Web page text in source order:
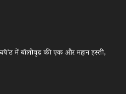
चपे’ट में बॉलीवुड की एक और महान हस्ती,